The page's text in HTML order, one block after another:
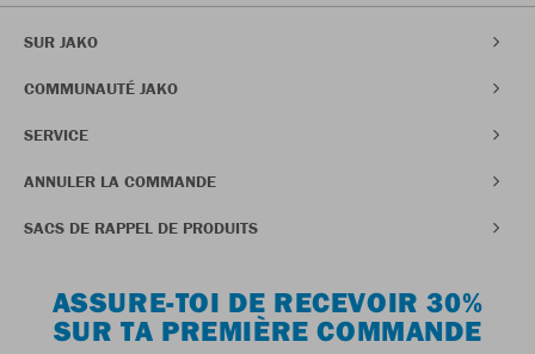
SUR JAKO
COMMUNAUTÉ JAKO
SERVICE
ANNULER LA COMMANDE
SACS DE RAPPEL DE PRODUITS
ASSURE-TOI DE RECEVOIR 30%
SUR TA PREMIÈRE COMMANDE